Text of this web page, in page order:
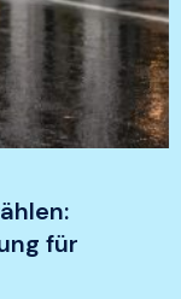
für